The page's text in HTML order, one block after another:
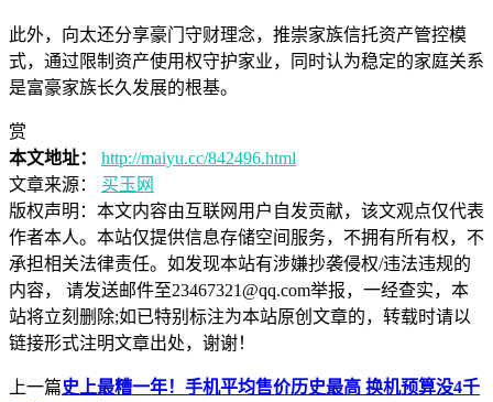
此外，向太还分享豪门守财理念，推崇家族信托资产管控模
式，通过限制资产使用权守护家业，同时认为稳定的家庭关系
是富豪家族长久发展的根基。
赏
本文地址：
http://maiyu.cc/842496.html
文章来源：
买玉网
版权声明： 本文内容由互联网用户自发贡献，该文观点仅代表
作者本人。本站仅提供信息存储空间服务，不拥有所有权，不
承担相关法律责任。如发现本站有涉嫌抄袭侵权/违法违规的
内容， 请发送邮件至23467321@qq.com举报，一经查实，本
站将立刻删除;如已特别标注为本站原创文章的，转载时请以
链接形式注明文章出处，谢谢！
上一篇史上最糟一年！手机平均售价历史最高 换机预算没4千